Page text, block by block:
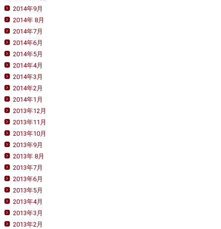
2014年9月
2014年 8月
2014年7月
2014年6月
2014年5月
2014年4月
2014年3月
2014年2月
2014年1月
2013年12月
2013年11月
2013年10月
2013年9月
2013年 8月
2013年7月
2013年6月
2013年5月
2013年4月
2013年3月
2013年2月